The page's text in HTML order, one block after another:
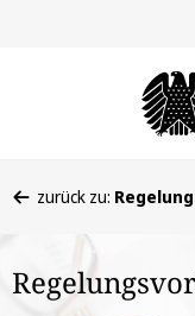
befinden
hier:
zurück zu: